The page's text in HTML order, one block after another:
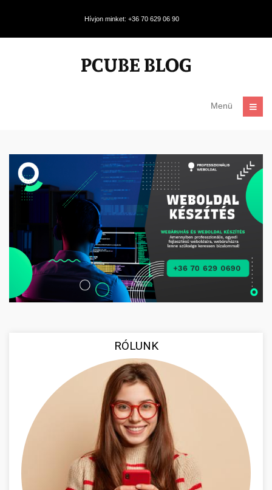
Hívjon minket: +36 70 629 06 90
Menü
RÓLUNK